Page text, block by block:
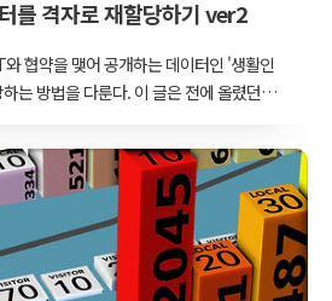
서울 생활인구 데이터를 격자로 재할당하기 ver2
협약을 맺어 공개하는 데이터인 '생활인
는 방법을 다룬다. 이 글은 전에 올렸던
하기 글 : 김승범 이 글은 불규칙한 형상의
활인구 데이터를 정사각형 격자 단위로
룬다. 여러가지 방법이 있겠지만, 건물 연면
생활인구를 건물 연면적에 가중치를
데, 이 방식은 몇 가지 문제가 있다. 1. 건
문에, 공원 처럼 건물이 없는 곳은 인구